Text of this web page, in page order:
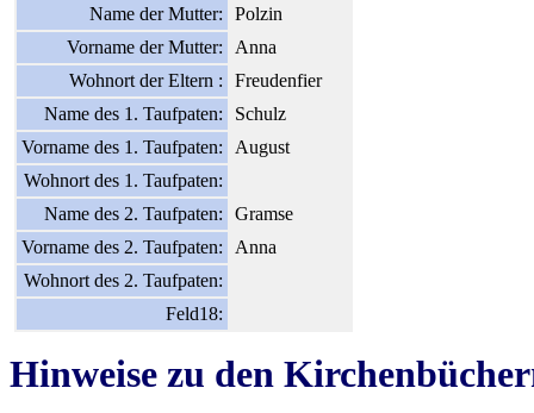
Name der Mutter:
Polzin
Vorname der Mutter:
Anna
Wohnort der Eltern :
Freudenfier
Name des 1. Taufpaten:
Schulz
Vorname des 1. Taufpaten:
August
Wohnort des 1. Taufpaten:
Name des 2. Taufpaten:
Gramse
Vorname des 2. Taufpaten:
Anna
Wohnort des 2. Taufpaten:
Feld18:
Hinweise zu den